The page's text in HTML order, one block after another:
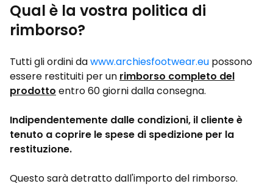
Qual è la vostra politica di
rimborso?
Tutti gli ordini dawww.archiesfootwear.eu possono
essere restituiti per un rimborso completo del
prodotto entro 60 giorni dalla consegna.
Indipendentemente dalle condizioni, il cliente è
tenuto a coprire le spese di spedizione per la
restituzione.
Questo sarà detratto dall'importo del rimborso.